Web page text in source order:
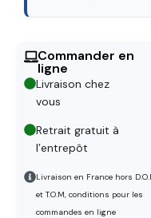
Commander en
ligne
Livraison chez
vous
Retrait gratuit à
l’entrepôt
Livraison en France hors
et T.O.M, conditions pour les
commandes en ligne